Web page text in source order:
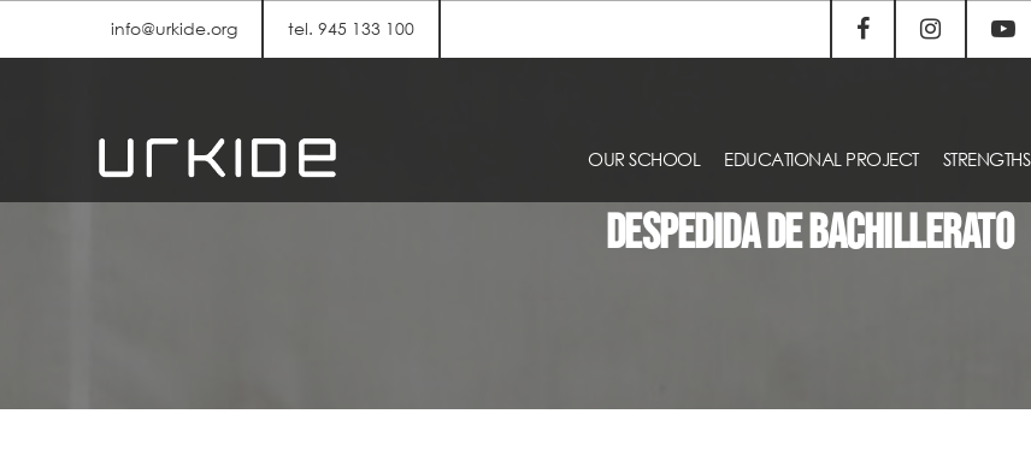
info@urkide.org tel. 945 133 100
OUR SCHOOL EDUCATIONAL PROJECT STRENGTHS
Despedida de Bachillerato